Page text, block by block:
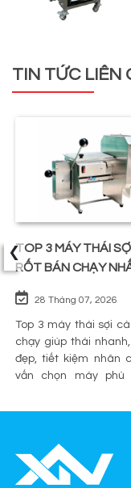
TIN TỨC LIÊN
TOP 3 MÁY THÁI
RỐT BÁN CHẠY
28 Tháng 07, 2026
Top 3 máy thái sợi
chạy giúp thái
đẹp, tiết kiệm nhân
vấn chọn máy phù
Phẩm Xanh.
‹